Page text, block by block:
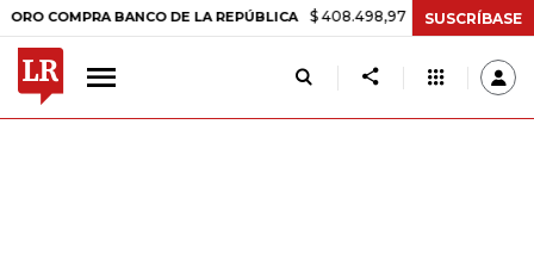
BANCO DE LA REPÚBLICA $ 408.498,97 +$ 8.753,81 +2,19%
SUSCRÍBASE